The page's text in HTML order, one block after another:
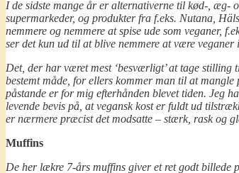
I de sidste mange år er alternativerne til kød-, æg-
supermarkeder, og produkter fra f.eks. Nutana,
nemmere og nemmere at spise ude som veganer,
ser det kun ud til at blive nemmere at være veganer
Det, der har været mest ‘besværligt’ at tage
bestemt måde, for ellers kommer man til at
påstande er for mig efterhånden blevet tiden. Jeg
levende bevis på, at vegansk kost er fuldt ud
er nærmere præcist det modsatte – stærk, rask og
Muffins
De her lækre 7-års muffins giver et ret godt billede